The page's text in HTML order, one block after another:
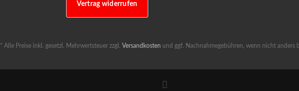
Vertrag widerrufen
* Alle Preise inkl. gesetzl. Mehrwertsteuer zzgl. Versandkosten und ggf. Nachnahmegebühren, wenn nicht anders